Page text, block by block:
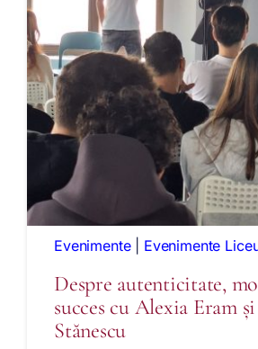
Evenimente| Evenimente
Despre autenticitate,
succes cu Alexia Eram
Stănescu